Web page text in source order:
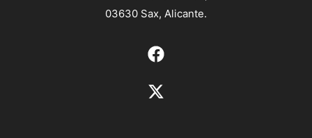
03630 Sax, Alicante.